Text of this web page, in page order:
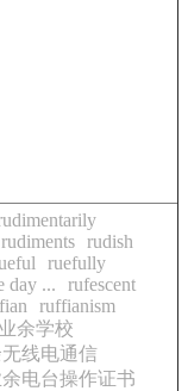
rudiments rudish
ruefully
day ...
rufescent
ruffianism
业余学校
线电通信
电台操作证书